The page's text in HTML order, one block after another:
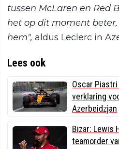
tussen McLaren en Red
het op dit moment
hem", aldus Leclerc in
Lees ook
Oscar
verklaring
Azerbeidzjan
Bizar: Lewis
teamorder